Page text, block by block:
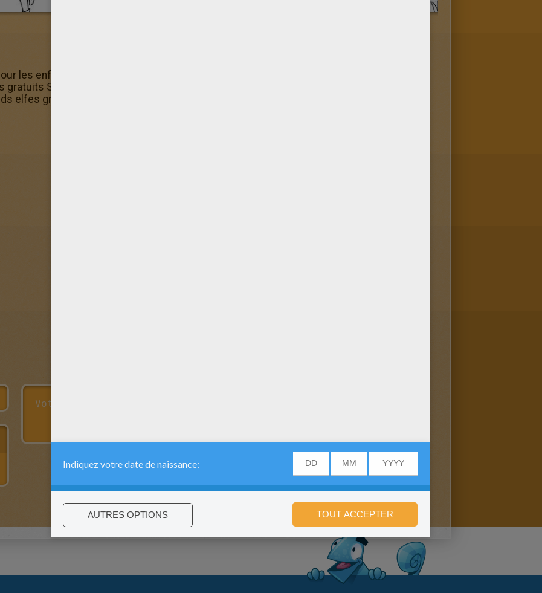
les enfants qui aiment le Coloriage FEE! Fais comme des milliers d'enfants et
Si tu préfères colorier en ligne sur ton ordinateur, ta tablette ou ton
elfes gratuit à imprimer est également disponible dans la Machine à colorier!